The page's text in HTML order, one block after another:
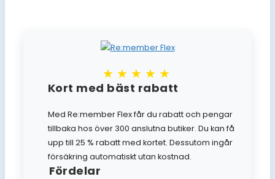
★★★★★
Kort med bäst rabatt
Med Re:member Flex får du rabatt och pengar
tillbaka hos över 300 anslutna butiker. Du kan få
upp till 25 % rabatt med kortet. Dessutom ingår
försäkring automatiskt utan kostnad.
Fördelar